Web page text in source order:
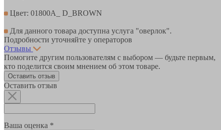
Цвет: 01800A_ D_BROWN
Для данного товара доступна услуга "оверлок".
Подробности уточняйте у операторов
Отзывы
Помогите другим пользователям с выбором — будьте первым,
кто поделится своим мнением об этом товаре.
Оставить отзыв
Оставить отзыв
Ваша оценка *